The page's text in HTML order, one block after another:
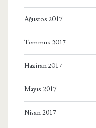
Ağustos 2017
Temmuz 2017
Haziran 2017
Mayıs 2017
Nisan 2017